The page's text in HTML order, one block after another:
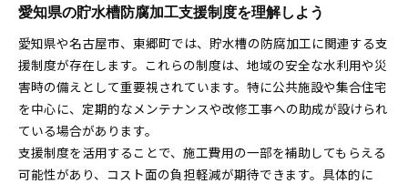
愛知県の貯水槽防腐加工支援制度を理解しよう
愛知県や名古屋市、東郷町では、貯水槽の防腐加工に関連する支
援制度が存在します。これらの制度は、地域の安全な水利用や災
害時の備えとして重要視されています。特に公共施設や集合住宅
を中心に、定期的なメンテナンスや改修工事への助成が設けられ
ている場合があります。
支援制度を活用することで、施工費用の一部を補助してもらえる
可能性があり、コスト面の負担軽減が期待できます。具体的に